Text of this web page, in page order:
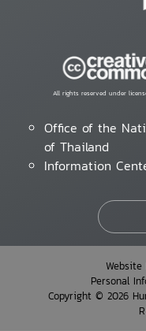
All rights reserved under
Office of the
of Thailand
Information
Website
Personal
Copyright © 2026